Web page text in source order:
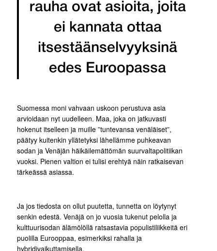
rauha ovat asioita, joita
ei kannata ottaa
itsestäänselvyyksinä
edes Euroopassa
Suomessa moni vahvaan uskoon perustuva asia
arvioidaan nyt uudelleen. Maa, joka on jatkuvasti
hokenut itselleen ja muille ”tuntevansa venäläiset”,
päätyy kuitenkin yllätetyksi lähellämme puhkeavan
sodan ja Venäjän häikäilemättömän suurvaltapolitiikan
vuoksi. Pienen valtion ei tulisi erehtyä näin ratkaisevan
tärkeässä asiassa.
Ja jos tiedosta on ollut puutetta, tunnetta on löytynyt
senkin edestä. Venäjä on jo vuosia tukenut pelolla ja
kulttuurisodan älämölöllä ratsastavia populistiliikkeitä eri
puolilla Eurooppaa, esimerkiksi rahalla ja
hybridivaikuttamisella.